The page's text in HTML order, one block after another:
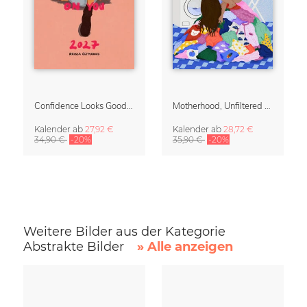
Kalender ab 27,92 €
34,90 € -20%
Kalender ab 28,72 €
35,90 € -20%
Weitere Bilder aus der Kategorie
Abstrakte Bilder
» Alle anzeigen